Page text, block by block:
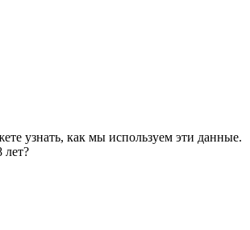
узнать, как мы используем эти данные.
лет?